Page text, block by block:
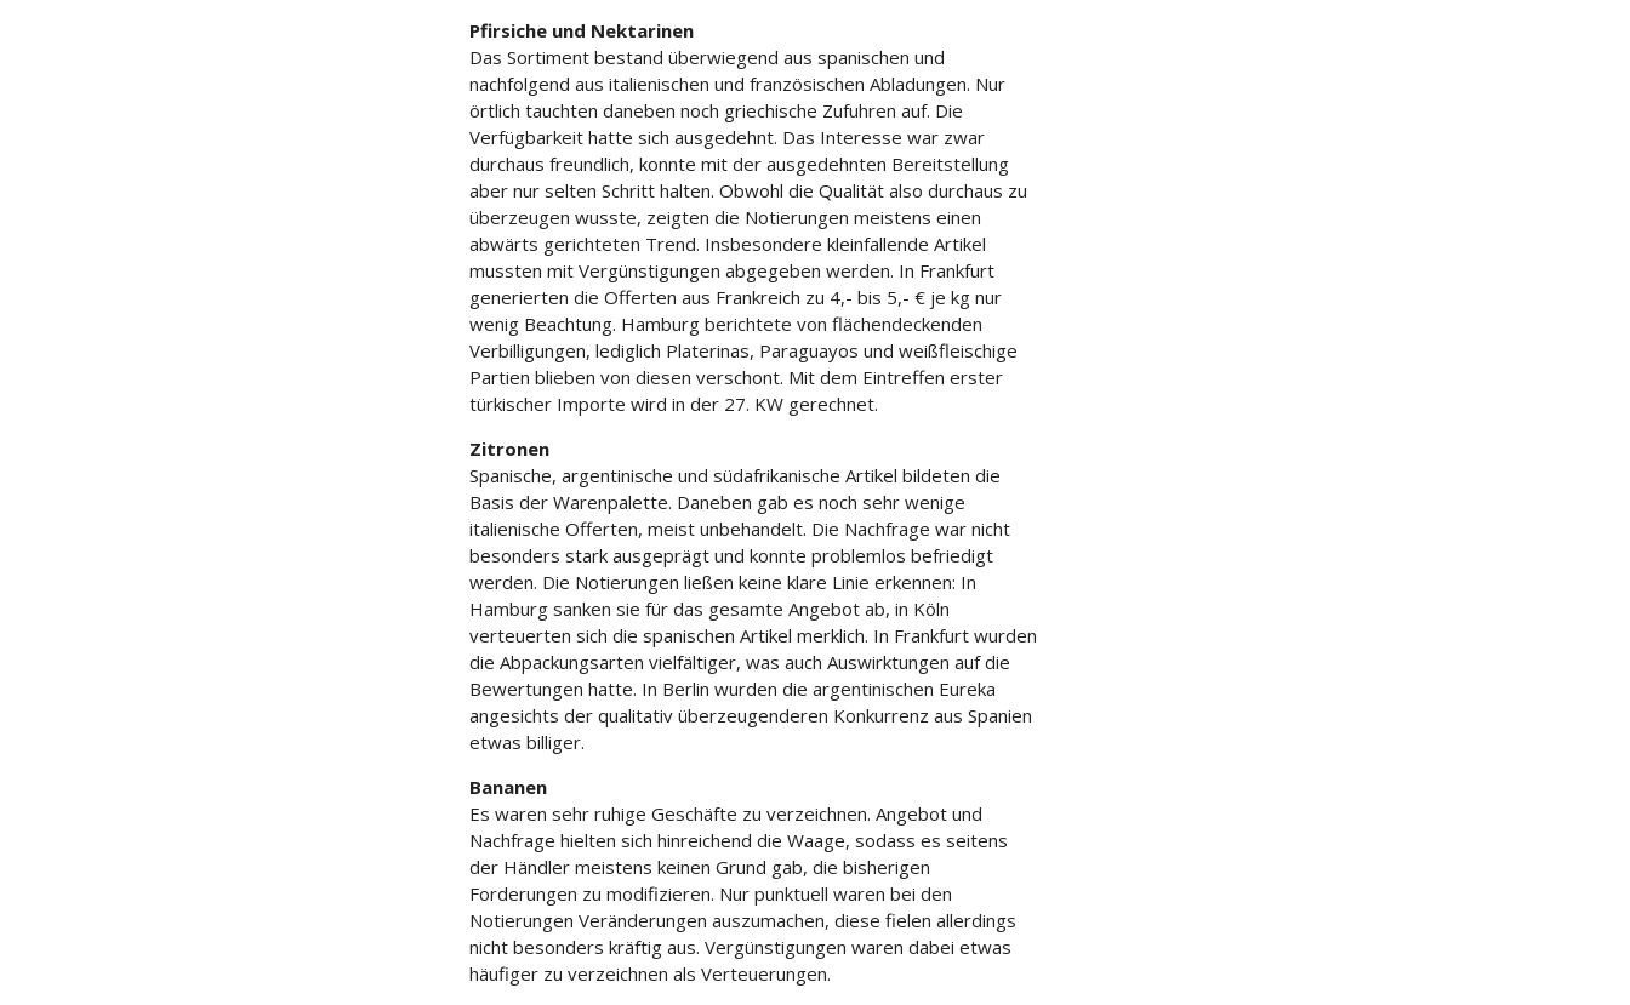
Pfirsiche und Nektarinen
Das Sortiment bestand überwiegend aus spanischen und
nachfolgend aus italienischen und französischen Abladungen. Nur
örtlich tauchten daneben noch griechische Zufuhren auf. Die
Verfügbarkeit hatte sich ausgedehnt. Das Interesse war zwar
durchaus freundlich, konnte mit der ausgedehnten Bereitstellung
aber nur selten Schritt halten. Obwohl die Qualität also durchaus zu
überzeugen wusste, zeigten die Notierungen meistens einen
abwärts gerichteten Trend. Insbesondere kleinfallende Artikel
mussten mit Vergünstigungen abgegeben werden. In Frankfurt
generierten die Offerten aus Frankreich zu 4,- bis 5,- € je kg nur
wenig Beachtung. Hamburg berichtete von flächendeckenden
Verbilligungen, lediglich Platerinas, Paraguayos und weißfleischige
Partien blieben von diesen verschont. Mit dem Eintreffen erster
türkischer Importe wird in der 27. KW gerechnet.
Zitronen
Spanische, argentinische und südafrikanische Artikel bildeten die
Basis der Warenpalette. Daneben gab es noch sehr wenige
italienische Offerten, meist unbehandelt. Die Nachfrage war nicht
besonders stark ausgeprägt und konnte problemlos befriedigt
werden. Die Notierungen ließen keine klare Linie erkennen: In
Hamburg sanken sie für das gesamte Angebot ab, in Köln
verteuerten sich die spanischen Artikel merklich. In Frankfurt wurden
die Abpackungsarten vielfältiger, was auch Auswirktungen auf die
Bewertungen hatte. In Berlin wurden die argentinischen Eureka
angesichts der qualitativ überzeugenderen Konkurrenz aus Spanien
etwas billiger.
Bananen
Es waren sehr ruhige Geschäfte zu verzeichnen. Angebot und
Nachfrage hielten sich hinreichend die Waage, sodass es seitens
der Händler meistens keinen Grund gab, die bisherigen
Forderungen zu modifizieren. Nur punktuell waren bei den
Notierungen Veränderungen auszumachen, diese fielen allerdings
nicht besonders kräftig aus. Vergünstigungen waren dabei etwas
häufiger zu verzeichnen als Verteuerungen.